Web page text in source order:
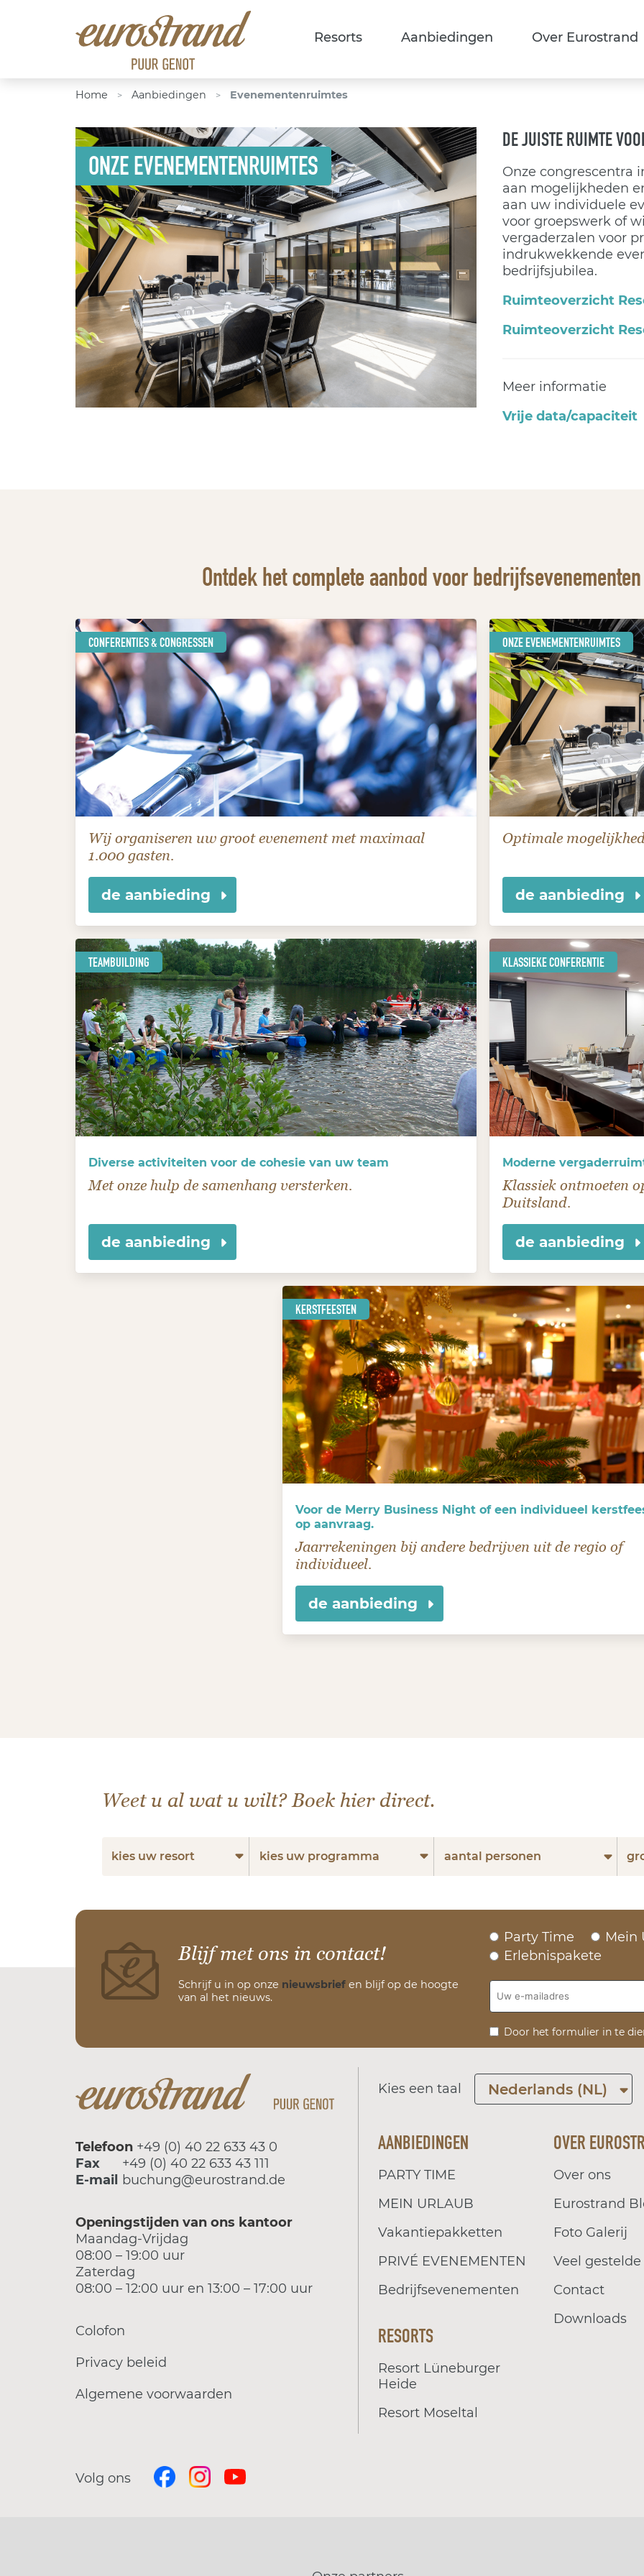
Resorts Aanbiedingen Over Eurostrand
Home > Aanbiedingen > Evenementenruimtes
ONZE EVENEMENTENRUIMTES
DE JUISTE RUIMTE
Onze congrescentra
aan mogelijkheden
aan uw individuele
voor groepswerk of
vergaderzalen voor
indrukwekkende
bedrijfsjubilea.
Ruimteoverzicht
Ruimteoverzicht
Meer informatie
Vrije data/capaciteit
Ontdek het complete aanbod voor
CONFERENTIES & CONGRESSEN
Wij organiseren uw groot evenement met maximaal
1.000 gasten.
de aanbieding
ONZE EVENEMENTENRUIMTES
Optimale
de aanbieding
TEAMBUILDING
Diverse activiteiten voor de cohesie van uw team
Met onze hulp de samenhang versterken.
de aanbieding
KLASSIEKE CONFERENTIE
Moderne
Klassiek ontmoeten
Duitsland.
de aanbieding
KERSTFEESTEN
Voor de Merry Business Night of een individueel
op aanvraag.
Jaarrekeningen bij andere bedrijven uit de regio of
individueel.
de aanbieding
Weet u al wat u wilt? Boek hier direct.
kies uw resort kies uw programma aantal personen
Blijf met ons in contact!
Schrijf u in op onze nieuwsbrief en blijf op de hoogte
van al het nieuws.
Party Time
Mein
Erlebnispakete
Door het formulier in te
Telefoon +49 (0) 40 22 633 43 0
Fax
+49 (0) 40 22 633 43 111
E-mail
buchung@eurostrand.de
Openingstijden van ons kantoor
Maandag-Vrijdag
08:00 – 19:00 uur
Zaterdag
08:00 – 12:00 uur en 13:00 – 17:00 uur
Colofon
Privacy beleid
Algemene voorwaarden
Kies een taal Nederlands (NL)
AANBIEDINGEN
PARTY TIME
MEIN URLAUB
Vakantiepakketten
PRIVÉ EVENEMENTEN
Bedrijfsevenementen
RESORTS
Resort Lüneburger
Heide
Resort Moseltal
OVER
Over ons
Eurostrand
Foto Galerij
Veel
Contact
Downloads
Volg ons